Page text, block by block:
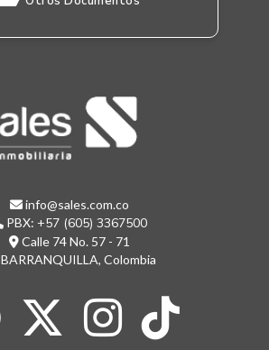
info@sales.com.co
PBX: +57 (605) 3367500
Calle 74 No. 57 - 71
BARRANQUILLA, Colombia